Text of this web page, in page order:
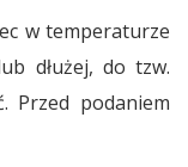
w temperaturze
dłużej, do tzw.
Przed podaniem